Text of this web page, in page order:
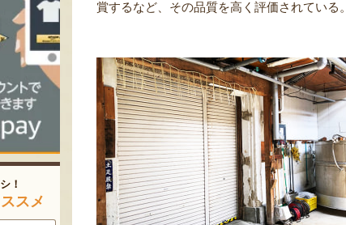
賞するなど、その品質を高く評価されている。
！
スメ